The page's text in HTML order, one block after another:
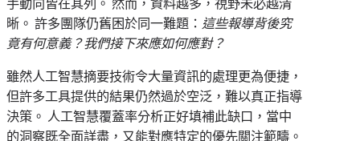
晰。 許多團隊仍舊困於同一難題： 這些報導背後究
竟有何意義？我們接下來應如何應對？
雖然人工智慧摘要技術令大量資訊的處理更為便捷，
但許多工具提供的結果仍然過於空泛，難以真正指導
決策。 人工智慧覆蓋率分析正好填補此缺口，當中
的洞察既全面詳盡，又能對應特定的優先關注範疇。